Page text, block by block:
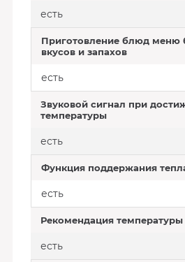
есть
Приготовление блюд меню
вкусов и запахов
есть
Звуковой сигнал при
температуры
есть
Функция поддержания
есть
Рекомендация температуры
есть